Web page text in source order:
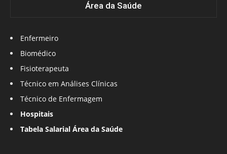
Área da Saúde
Enfermeiro
Biomédico
Fisioterapeuta
Técnico em Análises Clínicas
Técnico de Enfermagem
Hospitais
Tabela Salarial Área da Saúde